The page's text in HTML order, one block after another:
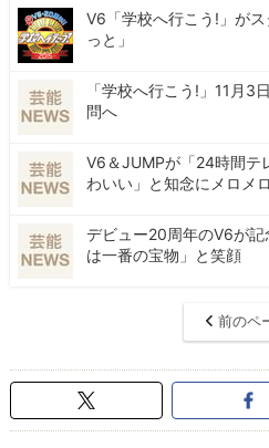
V6「学校へ行こう!」が
っと」
「学校へ行こう!」11月3
問へ
V6＆JUMPが「24時間テ
わいい」と知念にメロメ
デビュー20周年のV6が
は一番の宝物」と笑顔
前のペ